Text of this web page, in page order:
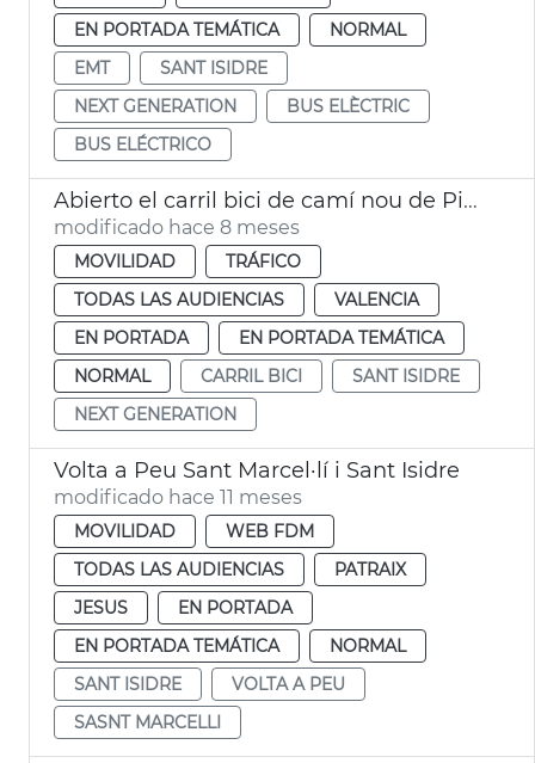
EN PORTADA TEMÁTICA
NORMAL
EMT
SANT ISIDRE
NEXT GENERATION
BUS ELÈCTRIC
BUS ELÉCTRICO
Abierto el carril bici de camí nou de Picanya-Arxiduc Carles
modificado hace 8 meses
MOVILIDAD
TRÁFICO
TODAS LAS AUDIENCIAS
VALENCIA
EN PORTADA
EN PORTADA TEMÁTICA
NORMAL
CARRIL BICI
SANT ISIDRE
NEXT GENERATION
Volta a Peu Sant Marcel·lí i Sant Isidre
modificado hace 11 meses
MOVILIDAD
WEB FDM
TODAS LAS AUDIENCIAS
PATRAIX
JESUS
EN PORTADA
EN PORTADA TEMÁTICA
NORMAL
SANT ISIDRE
VOLTA A PEU
SASNT MARCELLI